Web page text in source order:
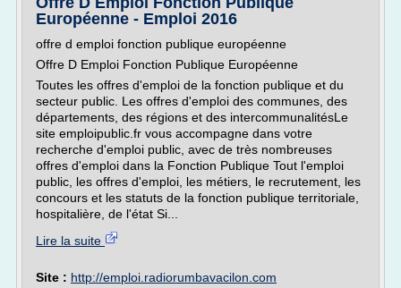
Européenne - Emploi 2016
offre d emploi fonction publique européenne
Offre D Emploi Fonction Publique Européenne
Toutes les offres d'emploi de la fonction publique et du
secteur public. Les offres d'emploi des communes, des
départements, des régions et des intercommunalitésLe
site emploipublic.fr vous accompagne dans votre
recherche d'emploi public, avec de très nombreuses
offres d'emploi dans la Fonction Publique Tout l'emploi
public, les offres d'emploi, les métiers, le recrutement, les
concours et les statuts de la fonction publique territoriale,
hospitalière, de l'état Si...
Lire la suite
Site : http://emploi.radiorumbavacilon.com